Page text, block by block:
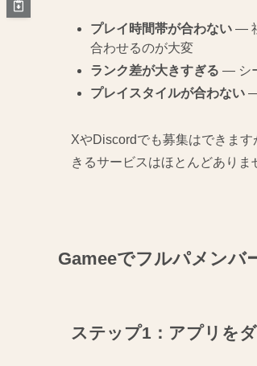
プレイ時間帯が合わない —
合わせるのが大変
ランク差が大きすぎる — シ
プレイスタイルが合わない
XやDiscordでも募集はできま
きるサービスはほとんどあり
Gameeでフルパメンバ
ステップ1：アプリを